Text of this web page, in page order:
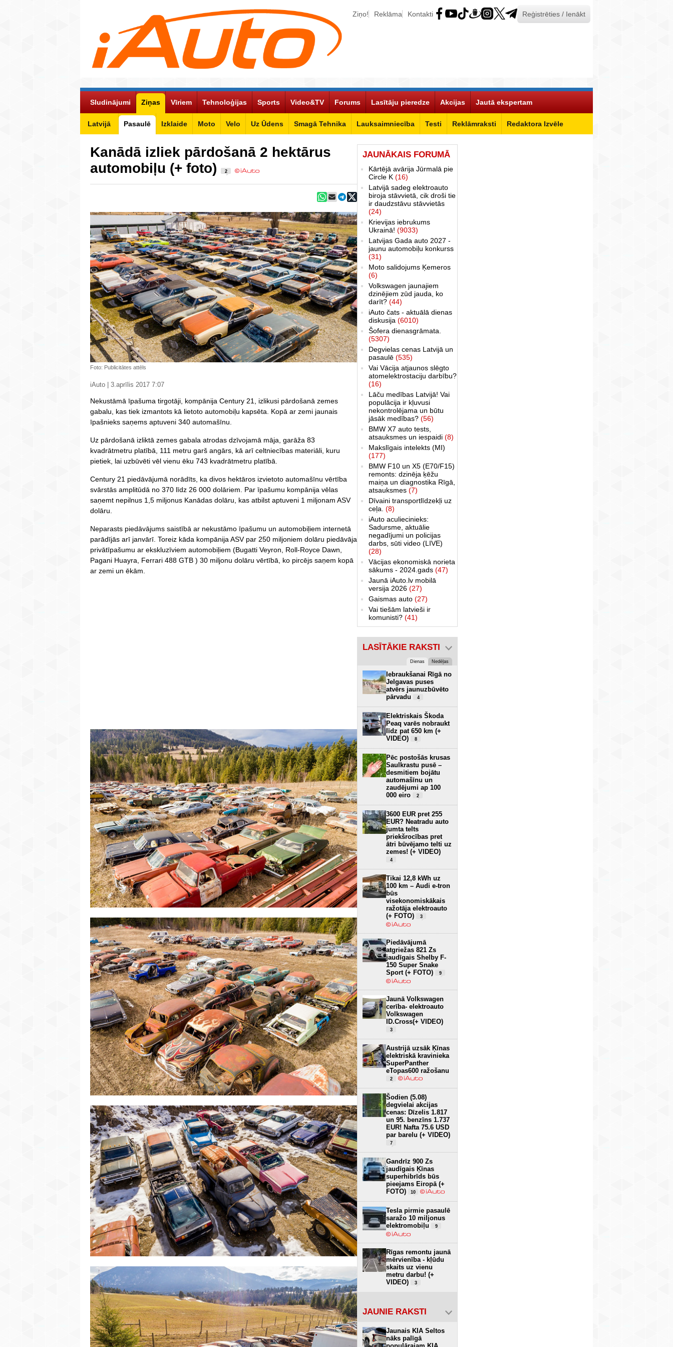
Ziņo! Reklāma Kontakti Reģistrēties / Ienākt
Sludinājumi Ziņas
Latvijā Pasaulē Izklaide Moto Velo Uz Ūdens Smagā Tehnika Lauksaimniecība Testi Reklāmraksti Redaktora Izvēle
Vīriem Tehnoloģijas Sports Video&TV Forums Lasītāju pieredze Akcijas Jautā ekspertam
Kanādā izliek pārdošanā 2 hektārus
automobiļu (+ foto)
2
Foto: Publicitātes attēls
iAuto | 3.aprīlis 2017 7:07
Nekustāmā īpašuma tirgotāji, kompānija Century 21, izlikusi pārdošanā zemes
gabalu, kas tiek izmantots kā lietoto automobiļu kapsēta. Kopā ar zemi jaunais
īpašnieks saņems aptuveni 340 automašīnu.
Uz pārdošanā izliktā zemes gabala atrodas dzīvojamā māja, garāža 83
kvadrātmetru platībā, 111 metru garš angārs, kā arī celtniecības materiāli, kuru
pietiek, lai uzbūvēti vēl vienu ēku 743 kvadrātmetru platībā.
Century 21 piedāvājumā norādīts, ka divos hektāros izvietoto automašīnu vērtība
svārstās amplitūdā no 370 līdz 26 000 dolāriem. Par īpašumu kompānija vēlas
saņemt nepilnus 1,5 miljonus Kanādas dolāru, kas atbilst aptuveni 1 miljonam ASV
dolāru.
Neparasts piedāvājums saistībā ar nekustāmo īpašumu un automobiļiem internetā
parādījās arī janvārī. Toreiz kāda kompānija ASV par 250 miljoniem dolāru piedāvāja
privātīpašumu ar ekskluzīviem automobiļiem (Bugatti Veyron, Roll-Royce Dawn,
Pagani Huayra, Ferrari 488 GTB ) 30 miljonu dolāru vērtībā, ko pircējs saņem kopā
ar zemi un ēkām.
JAUNĀKAIS FORUMĀ
Kārtējā avārija Jūrmalā pie
Circle K (16)
Latvijā sadeg elektroauto
biroja stāvvietā, cik droši tie
ir daudzstāvu stāvvietās
(24)
Krievijas iebrukums
Ukrainā! (9033)
Latvijas Gada auto 2027 -
jaunu automobiļu konkurss
(31)
Moto salidojums Ķemeros
(6)
Volkswagen jaunajiem
dzinējiem zūd jauda, ko
darīt? (44)
iAuto čats - aktuālā dienas
diskusija (6010)
Šofera dienasgrāmata.
(5307)
Degvielas cenas Latvijā un
pasaulē (535)
Vai Vācija atjaunos slēgto
atomelektrostaciju darbību?
(16)
Lāču medības Latvijā! Vai
populācija ir kļuvusi
nekontrolējama un būtu
jāsāk medības? (56)
BMW X7 auto tests,
atsauksmes un iespaidi (8)
Makslīgais intelekts (MI)
(177)
BMW F10 un X5 (E70/F15)
remonts: dzinēja ķēžu
maiņa un diagnostika Rīgā,
atsauksmes (7)
Dīvaini transportlīdzekļi uz
ceļa. (8)
iAuto aculiecinieks:
Sadursme, aktuālie
negadījumi un policijas
darbs, sūti video (LIVE)
(28)
Vācijas ekonomiskā norieta
sākums - 2024.gads (47)
Jaunā iAuto.lv mobilā
versija 2026 (27)
Gaismas auto (27)
Vai tiešām latvieši ir
komunisti? (41)
LASĪTĀKIE RAKSTI
Dienas Nedēļas
Iebraukšanai Rīgā no
Jelgavas puses
atvērs jaunuzbūvēto
pārvadu
4
Elektriskais Škoda
Peaq varēs nobraukt
līdz pat 650 km (+
VIDEO)
8
Pēc postošās krusas
Saulkrastu pusē –
desmitiem bojātu
automašīnu un
zaudējumi ap 100
000 eiro
2
3600 EUR pret 255
EUR? Neatradu auto
jumta telts
priekšrocības pret
ātri būvējamo telti uz
zemes! (+ VIDEO)
4
Tikai 12,8 kWh uz
100 km – Audi e-tron
būs
visekonomiskākais
ražotāja elektroauto
(+ FOTO)
3
Piedāvājumā
atgriežas 821 Zs
jaudīgais Shelby F-
150 Super Snake
Sport (+ FOTO)
9
Jaunā Volkswagen
cerība- elektroauto
Volkswagen
ID.Cross(+ VIDEO)
3
Austrijā uzsāk Ķīnas
elektriskā kravinieka
SuperPanther
eTopas600 ražošanu
2
Šodien (5.08)
degvielai akcijas
cenas: Dīzelis 1.817
un 95. benzīns 1.737
EUR! Nafta 75.6 USD
par barelu (+ VIDEO)
7
Gandrīz 900 Zs
jaudīgais Ķīnas
superhibrīds būs
pieejams Eiropā (+
FOTO)
10
Tesla pirmie pasaulē
saražo 10 miljonus
elektromobiļu
9
Rīgas remontu jaunā
mērvienība - kļūdu
skaits uz vienu
metru darbu! (+
VIDEO)
3
JAUNIE RAKSTI
Jaunais KIA Seltos
nāks palīgā